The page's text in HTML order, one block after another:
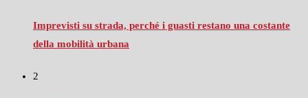
Imprevisti su strada, perché i guasti restano una costante
della mobilità urbana
2